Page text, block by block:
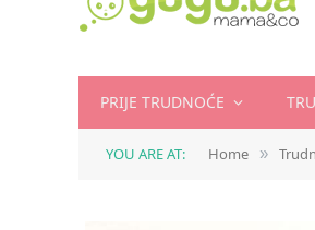
PRIJE TRUDNOĆE
YOU ARE AT: Home »